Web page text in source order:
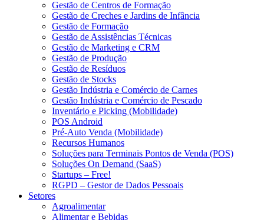
Gestão de Centros de Formação
Gestão de Creches e Jardins de Infância
Gestão de Formação
Gestão de Assistências Técnicas
Gestão de Marketing e CRM
Gestão de Produção
Gestão de Resíduos
Gestão de Stocks
Gestão Indústria e Comércio de Carnes
Gestão Indústria e Comércio de Pescado
Inventário e Picking (Mobilidade)
POS Android
Pré-Auto Venda (Mobilidade)
Recursos Humanos
Soluções para Terminais Pontos de Venda (POS)
Soluções On Demand (SaaS)
Startups – Free!
RGPD – Gestor de Dados Pessoais
Setores
Agroalimentar
Alimentar e Bebidas